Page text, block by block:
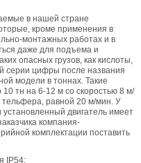
в нашей стране
кроме применения в
монтажных работах и в
даже для подъема и
опасных грузов, как кислоты,
серии цифры после названия
модели в тоннах. Такие
тн на 6-12 м со скоростью 8 м/
тельфера, равной 20 м/мин. У
двигатель имеет
компания-
комплектации поставить
IP54;